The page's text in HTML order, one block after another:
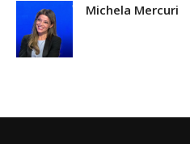
Michela Mercuri